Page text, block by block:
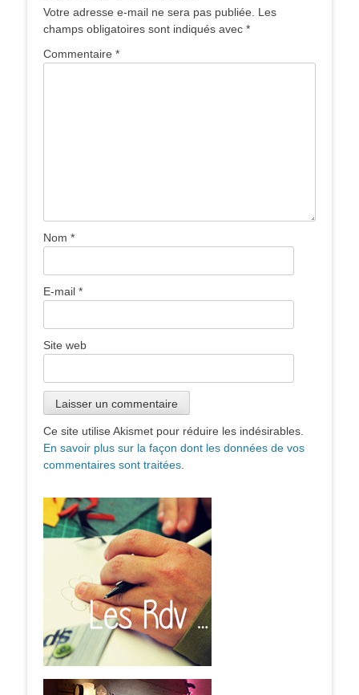
Votre adresse e-mail ne sera pas publiée.
Les
champs obligatoires sont indiqués avec *
Commentaire *
Nom *
E-mail *
Site web
Ce site utilise Akismet pour réduire les indésirables.
En savoir plus sur la façon dont les données de vos
commentaires sont traitées